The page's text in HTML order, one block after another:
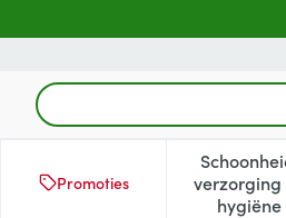
Product, merk, categorie...
Promoties
verzorging
hygiëne